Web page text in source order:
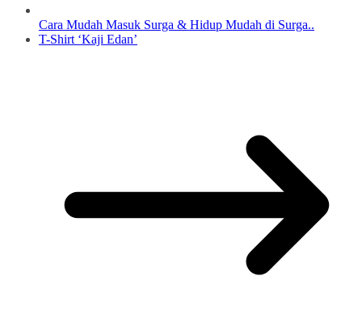
Cara Mudah Masuk Surga & Hidup Mudah di Surga..
T-Shirt ‘Kaji Edan’